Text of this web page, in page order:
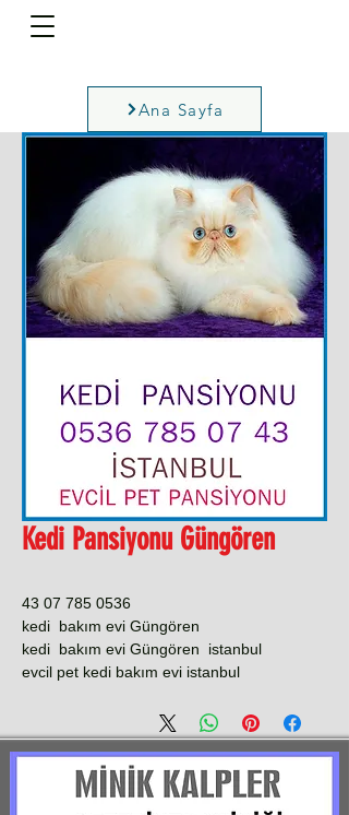
Ana Sayfa
Kedi Pansiyonu Güngören
0536 785 07 43
kedi bakım evi Güngören
kedi bakım evi Güngören istanbul
evcil pet kedi bakım evi istanbul